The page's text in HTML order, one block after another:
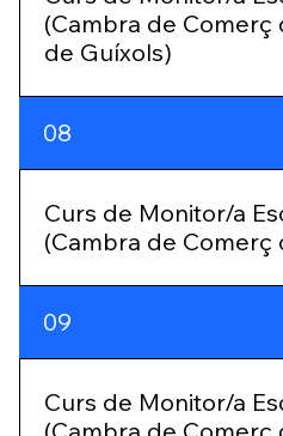
documentació de
CALENDARI
(Cambra de Comerç
de Guíxols)
08
Curs de Monitor/a
(Cambra de Comerç
09
Curs de Monitor/a